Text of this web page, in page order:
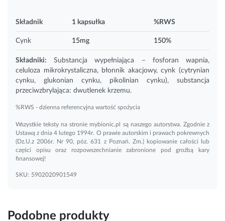
Składnik 1 kapsułka %RWS
Cynk 15mg 150%
Składniki: Substancja wypełniająca – fosforan wapnia,
celuloza mikrokrystaliczna, błonnik akacjowy, cynk (cytrynian
cynku, glukonian cynku, pikolinian cynku), substancja
przeciwzbrylająca: dwutlenek krzemu.
%RWS - dzienna referencyjna wartość spożycia
Wszystkie teksty na stronie mybionic.pl są naszego autorstwa. Zgodnie z
Ustawą z dnia 4 lutego 1994r. O prawie autorskim i prawach pokrewnych
(Dz.U.z 2006r. Nr 90, póz. 631 z Poznań. Zm.) kopiowanie całości lub
części opisu oraz rozpowszechnianie zabronione pod groźbą kary
finansowej!
SKU: 5902020901549
Podobne produkty